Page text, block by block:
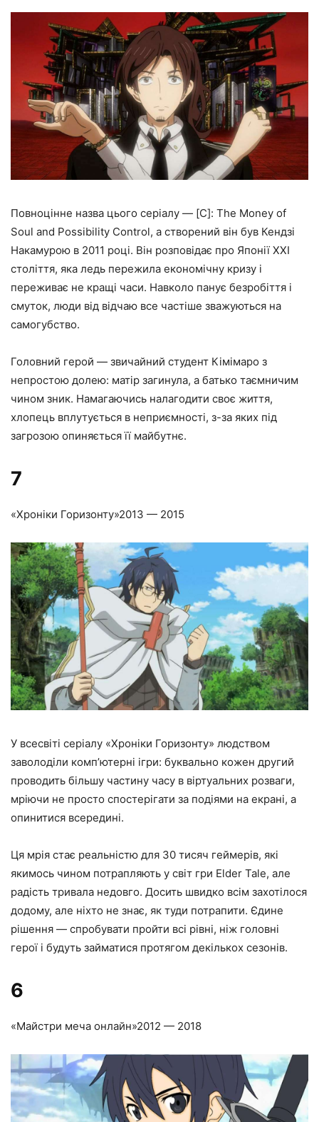
Повноцінне назва цього серіалу — [C]: The Money of
Soul and Possibility Control, а створений він був Кендзі
Накамурою в 2011 році. Він розповідає про Японії XXI
століття, яка ледь пережила економічну кризу і
переживає не кращі часи. Навколо панує безробіття і
смуток, люди від відчаю все частіше зважуються на
самогубство.
Головний герой — звичайний студент Кімімаро з
непростою долею: матір загинула, а батько таємничим
чином зник. Намагаючись налагодити своє життя,
хлопець вплутується в неприємності, з-за яких під
загрозою опиняється її майбутнє.
7
«Хроніки Горизонту»2013 — 2015
У всесвіті серіалу «Хроніки Горизонту» людством
заволоділи комп’ютерні ігри: буквально кожен другий
проводить більшу частину часу в віртуальних розваги,
мріючи не просто спостерігати за подіями на екрані, а
опинитися всередині.
Ця мрія стає реальністю для 30 тисяч геймерів, які
якимось чином потрапляють у світ гри Elder Tale, але
радість тривала недовго. Досить швидко всім захотілося
додому, але ніхто не знає, як туди потрапити. Єдине
рішення — спробувати пройти всі рівні, ніж головні
герої і будуть займатися протягом декількох сезонів.
6
«Майстри меча онлайн»2012 — 2018